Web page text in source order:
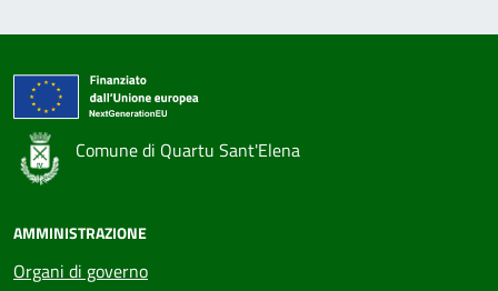
Comune di Quartu Sant'Elena
AMMINISTRAZIONE
Organi di governo